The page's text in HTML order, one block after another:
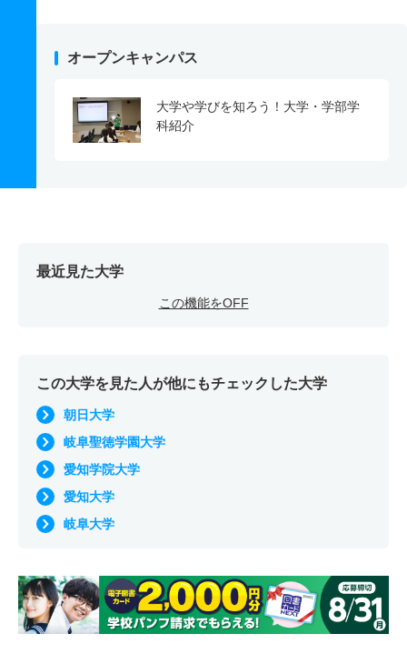
オープンキャンパス
大学や学びを知ろう！大学・学部学
科紹介
最近見た大学
この機能をOFF
この大学を見た人が他にもチェックした大学
朝日大学
岐阜聖徳学園大学
愛知学院大学
愛知大学
岐阜大学